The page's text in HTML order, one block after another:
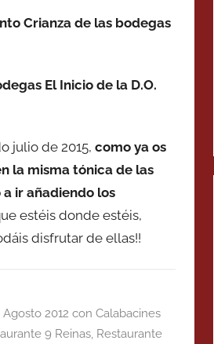
Crianza de las bodegas
El Inicio de la D.O.
julio de 2015, como ya os
la misma tónica de las
ir añadiendo los
estéis donde estéis,
disfrutar de ellas!!
2012 con Calabacines
9 Reinas, Restaurante